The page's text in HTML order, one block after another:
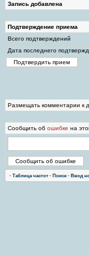
Запись добавлена
Подтверждение приема
Всего подтверждений
Дата последнего
Размещать комментарии к
Сообщить об ошибке на
· Таблица частот · Поиск · Ввод